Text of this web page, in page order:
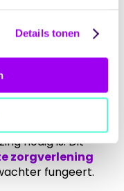
Details tonen
en
nodig is. Dit
zorgverlening
fungeert.